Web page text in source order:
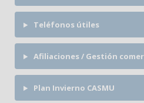
Teléfonos útiles
Afiliaciones / Gestión
Plan Invierno CASMU